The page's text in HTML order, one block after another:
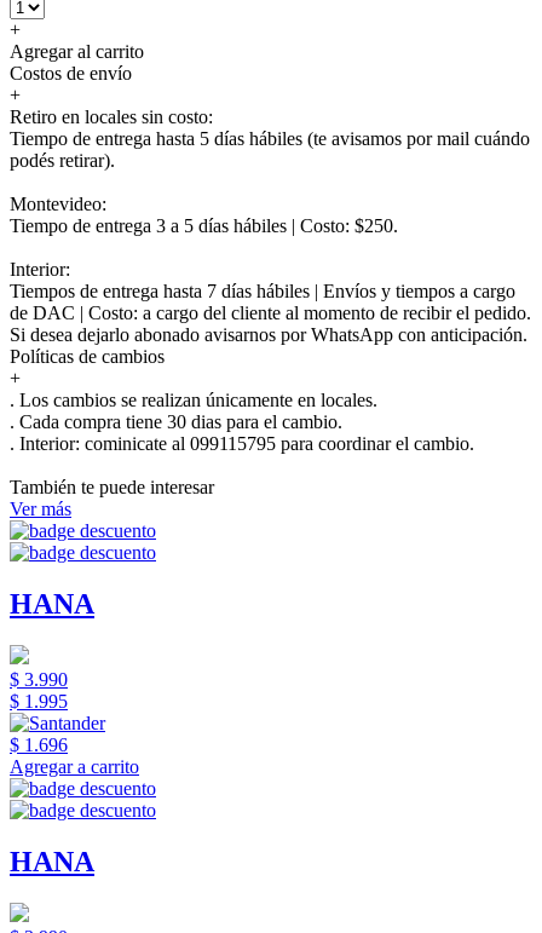
+
Agregar al carrito
Costos de envío
+
Retiro en locales sin costo:
Tiempo de entrega hasta 5 días hábiles (te avisamos por mail cuándo
podés retirar).
Montevideo:
Tiempo de entrega 3 a 5 días hábiles | Costo: $250.
Interior:
Tiempos de entrega hasta 7 días hábiles | Envíos y tiempos a cargo
de DAC | Costo: a cargo del cliente al momento de recibir el pedido.
Si desea dejarlo abonado avisarnos por WhatsApp con anticipación.
Políticas de cambios
+
. Los cambios se realizan únicamente en locales.
. Cada compra tiene 30 dias para el cambio.
. Interior: cominicate al 099115795 para coordinar el cambio.
También te puede interesar
Ver más
HANA
$ 3.990
$ 1.995
$ 1.696
Agregar a carrito
HANA